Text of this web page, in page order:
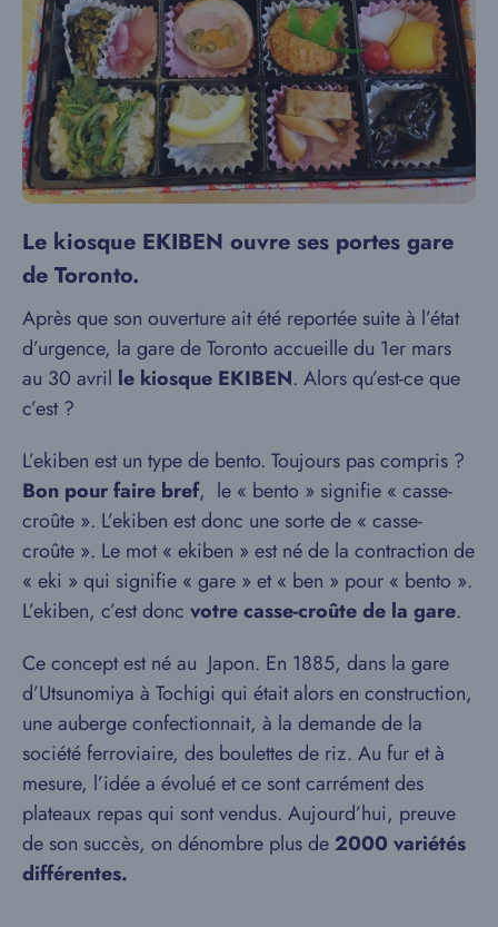
Le kiosque EKIBEN ouvre ses portes gare
de Toronto.
Après que son ouverture ait été reportée suite à l’état
d’urgence, la gare de Toronto accueille du 1er mars
au 30 avril le kiosque EKIBEN. Alors qu’est-ce que
c’est ?
L’ekiben est un type de bento. Toujours pas compris ?
Bon pour faire bref, le « bento » signifie « casse-
croûte ». L’ekiben est donc une sorte de « casse-
croûte ». Le mot « ekiben » est né de la contraction de
« eki » qui signifie « gare » et « ben » pour « bento ».
L’ekiben, c’est donc votre casse-croûte de la gare.
Ce concept est né au Japon. En 1885, dans la gare
d’Utsunomiya à Tochigi qui était alors en construction,
une auberge confectionnait, à la demande de la
société ferroviaire, des boulettes de riz. Au fur et à
mesure, l’idée a évolué et ce sont carrément des
plateaux repas qui sont vendus. Aujourd’hui, preuve
de son succès, on dénombre plus de 2000 variétés
différentes.